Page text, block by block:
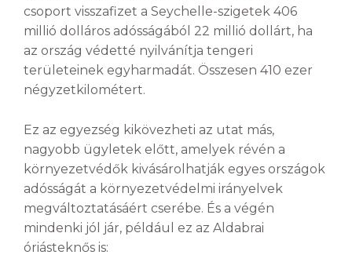
csoport visszafizet a Seychelle-szigetek 406
millió dolláros adósságából 22 millió dollárt, ha
az ország védetté nyilvánítja tengeri
területeinek egyharmadát. Összesen 410 ezer
négyzetkilométert.
Ez az egyezség kikövezheti az utat más,
nagyobb ügyletek előtt, amelyek révén a
környezetvédők kivásárolhatják egyes országok
adósságát a környezetvédelmi irányelvek
megváltoztatásáért cserébe. És a végén
mindenki jól jár, például ez az Aldabrai
óriásteknős is: